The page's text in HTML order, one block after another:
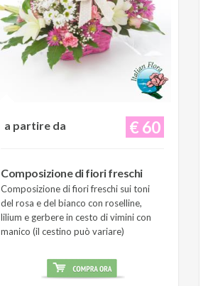
€ 60
a partire da
Composizione di fiori freschi
Composizione di fiori freschi sui toni
del rosa e del bianco con roselline,
lilium e gerbere in cesto di vimini con
manico (il cestino può variare)